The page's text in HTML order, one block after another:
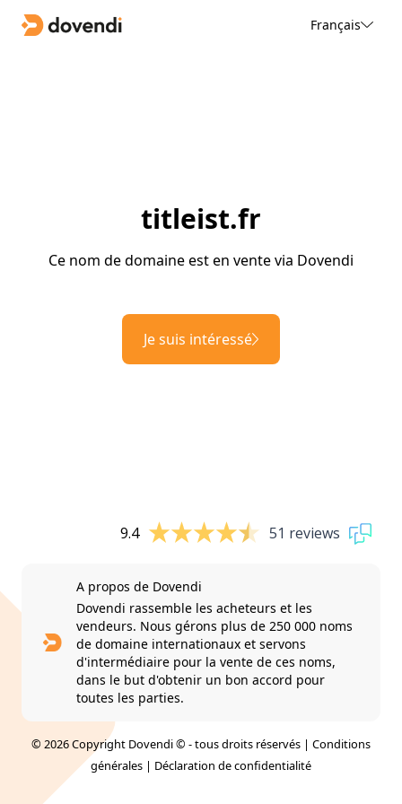
Français
titleist.fr
Ce nom de domaine est en vente via Dovendi
Je suis intéressé
9.4 51 reviews
A propos de Dovendi
Dovendi rassemble les acheteurs et les
vendeurs. Nous gérons plus de 250 000 noms
de domaine internationaux et servons
d'intermédiaire pour la vente de ces noms,
dans le but d'obtenir un bon accord pour
toutes les parties.
© 2026 Copyright Dovendi © - tous droits réservés | Conditions
générales | Déclaration de confidentialité